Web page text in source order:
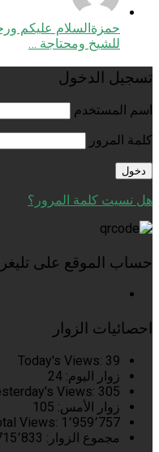
حمزة السلام عليكم
للشيخ ومحتاجة …
تسجيل الدخول
اسم المستخدم
كلمة المرور
هل نسيت كلمة المرور؟
حساب الموقع على
احصائيات الزوار
Today's Views: 39
زوار اليوم: 24
Views: 305
زوار الأمس: 105
Views: 1٬959٬757
مجموع الزوار: